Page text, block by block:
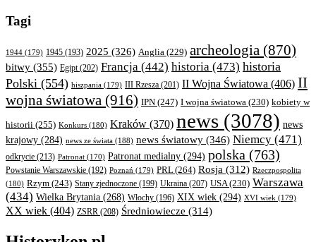
Tagi
1944 (179) 1945 (193) 2025 (326) Anglia (229) archeologia (870)
bitwy (355) Egipt(202) Francja (442) historia (473) historia
Polski (554) hiszpania (179) III Rzesza (201) II Wojna Światowa (406) II
wojna światowa (916) IPN (247) I wojna światowa (230) kobiety w
historii (255) Konkurs (180) Kraków (370) news (3078) news
krajowy (284) news ze świata (188) news światowy (346) Niemcy (471)
odkrycie (213) Patronat (170) Patronat medialny (294) polska (763)
Powstanie Warszawskie (192) Poznań (179) PRL(264) Rosja (312) Rzeczpospolita
(180) Rzym (243) Stany zjednoczone (199) Ukraina (207) USA(230) Warszawa
(434) Wielka Brytania (268) Włochy (196) XIX wiek (294) XVI wiek (179)
XX wiek (404) ZSRR (208) Średniowiecze (314)